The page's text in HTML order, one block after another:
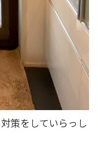
策をしていらっし